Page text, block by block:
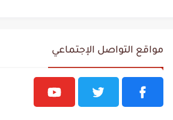
مواقع التواصل الإجتماعي